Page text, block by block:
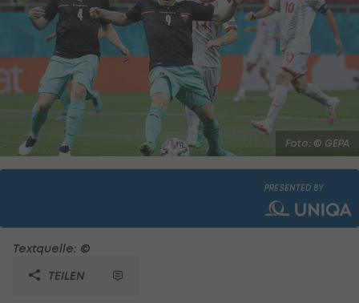
Foto: © GEPA
PRESENTED BY
Textquelle: ©
TEILEN